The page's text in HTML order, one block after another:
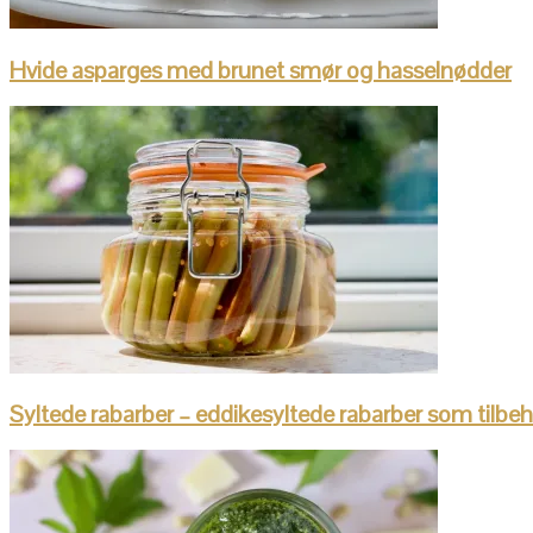
Hvide asparges med brunet smør og hasselnødder
Syltede rabarber – eddikesyltede rabarber som